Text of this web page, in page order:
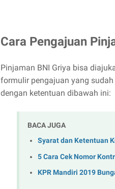
Cara Pengajuan
Pinjaman BNI Griya bisa
formulir pengajuan yang
dengan ketentuan dibawah ini:
BACA JUGA
Syarat dan Ketentuan
5 Cara Cek Nomor
KPR Mandiri 2019